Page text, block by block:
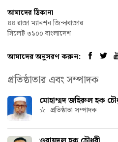
আমাদের ঠিকানা
৪৪ রাজা ম্যানশন জিন্দাবাজার
সিলেট ৩১০০ বাংলাদেশ
আমাদের অনুসরণ করুন:
প্রতিষ্ঠাতার এবং সম্পাদক
মোহাম্মদ জহিরুল হক
প্রতিষ্ঠাতা সম্পাদক